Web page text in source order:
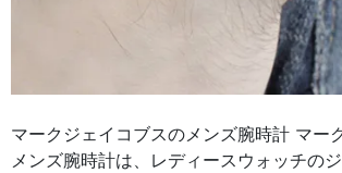
マークジェイコブスのメンズ腕時計 マー
メンズ腕時計は、レディースウォッチの